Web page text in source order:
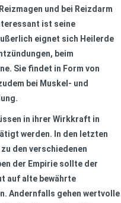
und bei Reizdarm
ist seine
eignet sich Heilerde
beim
Sie findet in Form von
bei Muskel- und
in ihrer Wirkkraft in
werden. In den letzten
den verschiedenen
der Empirie sollte der
auf alte bewährte
Andernfalls gehen wertvolle